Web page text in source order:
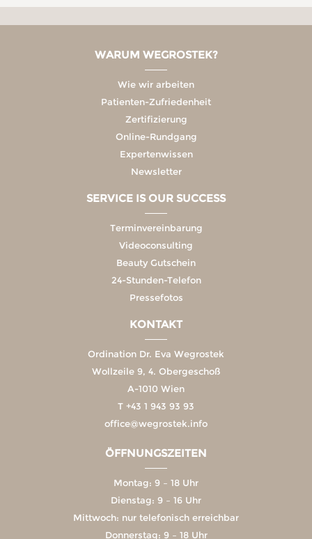
WARUM WEGROSTEK?
Wie wir arbeiten
Patienten-Zufriedenheit
Zertifizierung
Online-Rundgang
Expertenwissen
Newsletter
SERVICE IS OUR SUCCESS
Terminvereinbarung
Videoconsulting
Beauty Gutschein
24-Stunden-Telefon
Pressefotos
KONTAKT
Ordination Dr. Eva Wegrostek
Wollzeile 9, 4. Obergeschoß
A-1010 Wien
T +43 1 943 93 93
office@wegrostek.info
ÖFFNUNGSZEITEN
Montag: 9 – 18 Uhr
Dienstag: 9 – 16 Uhr
Mittwoch: nur telefonisch erreichbar
Donnerstag: 9 – 18 Uhr